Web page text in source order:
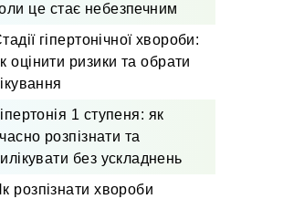
це стає небезпечним
гіпертонічної хвороби:
оцінити ризики та обрати
1 ступеня: як
розпізнати та
без ускладнень
розпізнати хвороби